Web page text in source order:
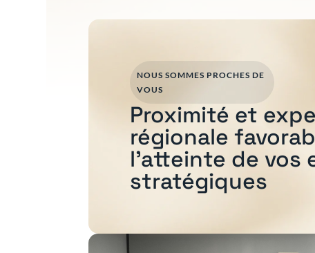
NOUS SOMMES PROCHES DE
VOUS
Proximité et
régionale
l'atteinte de vos
stratégiques